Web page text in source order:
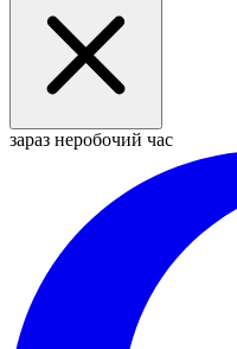
зараз неробочий час